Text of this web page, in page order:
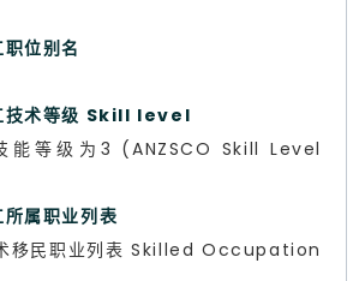
位别名
技术等级 Skill level
能等级为3 (ANZSCO Skill Level
属职业列表
移民职业列表 Skilled Occupation